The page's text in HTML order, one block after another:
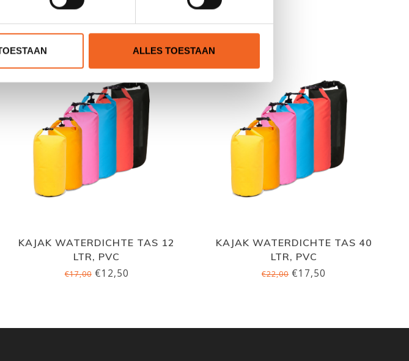
ALLES TOESTAAN
PRODUCTEN
KAJAK WATERDICHTE TAS 12
LTR, PVC
€17,00€12,50
KAJAK WATERDICHTE TAS 40
LTR, PVC
€22,00€17,50